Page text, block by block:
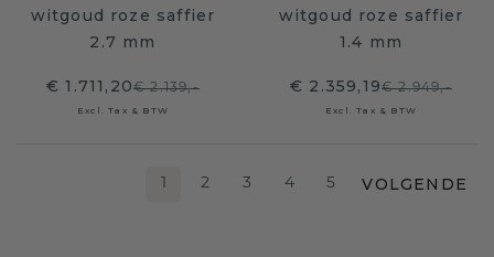
witgoud roze saffier
2.7 mm
€ 1.711,20€ 2.139,-
Excl. Tax & BTW
witgoud roze saffier
1.4 mm
€ 2.359,19€ 2.949,-
Excl. Tax & BTW
1 2 3 4 5 VOLGENDE